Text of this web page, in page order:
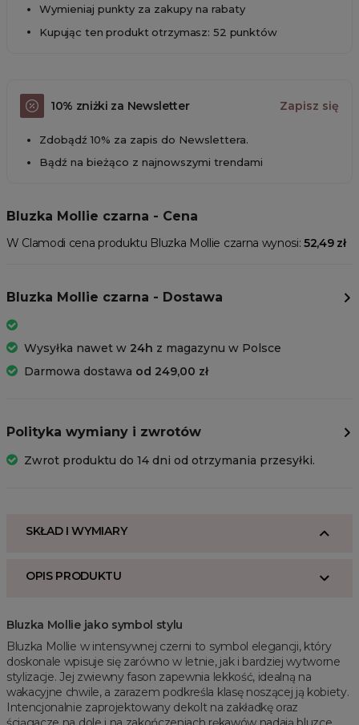
Wymieniaj punkty za zakupy na rabaty
Kupując ten produkt otrzymasz: 52 punktów
10% zniżki za Newsletter Zapisz się
Zdobądź 10% za zapis do Newslettera.
Bądź na bieżąco z najnowszymi trendami
Bluzka Mollie czarna - Cena
W Clamodi cena produktu Bluzka Mollie czarna wynosi:52,49 zł
Bluzka Mollie czarna - Dostawa
Wysyłka nawet w 24h z magazynu w Polsce
Darmowa dostawa od 249,00 zł
Polityka wymiany i zwrotów
Zwrot produktu do 14 dni od otrzymania przesyłki.
SKŁAD I WYMIARY
OPIS PRODUKTU
Bluzka Mollie jako symbol stylu
Bluzka Mollie w intensywnej czerni to symbol elegancji, który
doskonale wpisuje się zarówno w letnie, jak i bardziej wytworne
stylizacje. Jej zwiewny fason zapewnia lekkość, idealną na
wakacyjne chwile, a zarazem podkreśla klasę noszącej ją kobiety.
Intencjonalnie zaprojektowany dekolt na zakładkę oraz